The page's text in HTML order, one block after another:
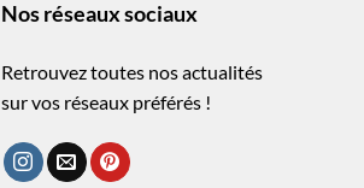
Nos réseaux sociaux
Retrouvez toutes nos actualités
sur vos réseaux préférés !